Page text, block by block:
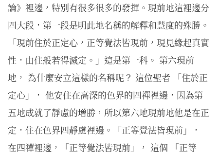
論》裡邊，特別有很多很多的發揮。現前地這裡邊分
四大段，第一段是明此地名稱的解釋和慧度的殊勝。
「現前住於正定心，正等覺法皆現前，現見緣起真實
性，由住般若得滅定。」這是第一科。 第六現前
地， 為什麼安立這樣的名稱呢？ 這位聖者 「住於正
定心」， 他安住在高深的色界的四禪裡邊，因為第
五地成就了靜慮的增勝，所以第六地現前地他是在正
定，住在色界四靜慮裡邊。「正等覺法皆現前」，
在四禪裡邊，「正等覺法皆現前」， 這個 「正等